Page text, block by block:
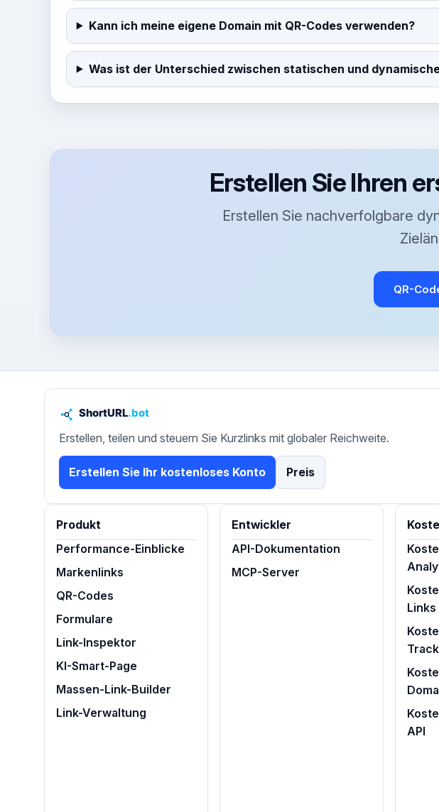
Kann ich meine eigene Domain mit QR-Codes verwenden?
Was ist der Unterschied zwischen statischen und
Erstellen Sie Ihren
Erstellen Sie nachverfolgbare
QR-
Erstellen, teilen und steuern Sie Kurzlinks mit globaler Reichweite.
Erstellen Sie Ihr kostenloses Konto Preis
Produkt
Performance-Einblicke
Markenlinks
QR-Codes
Formulare
Link-Inspektor
KI-Smart-Page
Massen-Link-Builder
Link-Verwaltung
Entwickler
API-Dokumentation
MCP-Server
Links
API